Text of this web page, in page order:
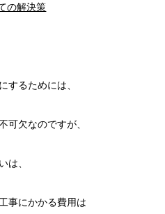
の解決策
するためには、
可欠なのですが、
は、
事にかかる費用は